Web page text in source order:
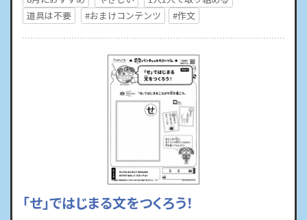
道具は不要
#おまけコンテンツ #作文
「せ」ではじまる文をつくろう！